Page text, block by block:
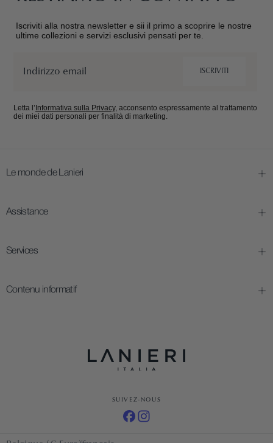
Iscriviti alla nostra newsletter e sii il primo a scoprire le nostre
ultime collezioni e servizi esclusivi pensati per te.
ISCRIVITI
Letta l’Informativa sulla Privacy, acconsento espressamente al trattamento
dei miei dati personali per finalità di marketing.
Le monde de Lanieri
Assistance
Services
Contenu informatif
SUIVEZ-NOUS